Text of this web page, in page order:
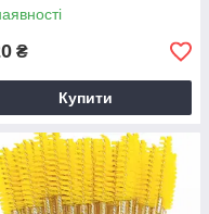
₴
Купити